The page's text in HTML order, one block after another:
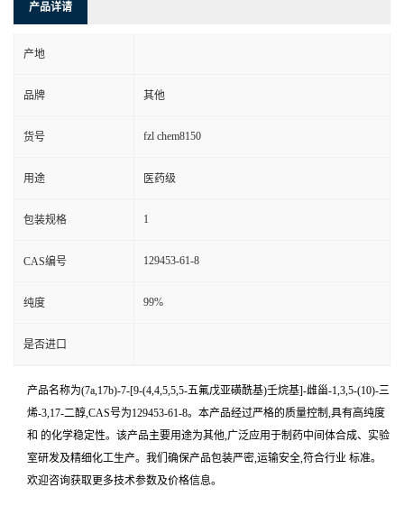
产品详请
产地
品牌 其他
货号 fzl chem8150
用途 医药级
包装规格 1
CAS编号 129453-61-8
纯度 99%
是否进口
产品名称为(7a,17b)-7-[9-(4,4,5,5,5-五氟戊亚磺酰基)壬烷基]-雌甾-1,3,5-(10)-三
烯-3,17-二醇,CAS号为129453-61-8。本产品经过严格的质量控制,具有高纯度
和 的化学稳定性。该产品主要用途为其他,广泛应用于制药中间体合成、实验
室研发及精细化工生产。我们确保产品包装严密,运输安全,符合行业 标准。
欢迎咨询获取更多技术参数及价格信息。